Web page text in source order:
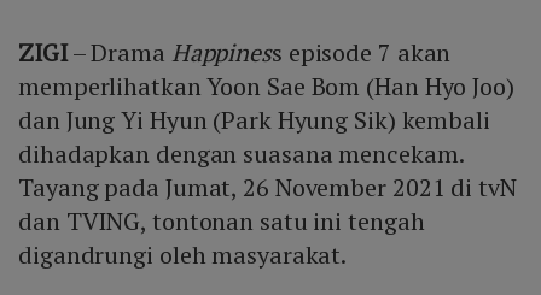
ZIGI– Drama Happiness episode 7 akan
memperlihatkan Yoon Sae Bom (Han Hyo Joo)
dan Jung Yi Hyun (Park Hyung Sik) kembali
dihadapkan dengan suasana mencekam.
Tayang pada Jumat, 26 November 2021 di tvN
dan TVING, tontonan satu ini tengah
digandrungi oleh masyarakat.